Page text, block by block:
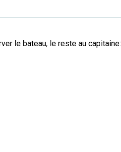
le bateau, le reste au capitaine: